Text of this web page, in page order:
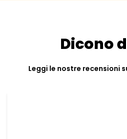
Dicono
Leggi le nostre recensioni